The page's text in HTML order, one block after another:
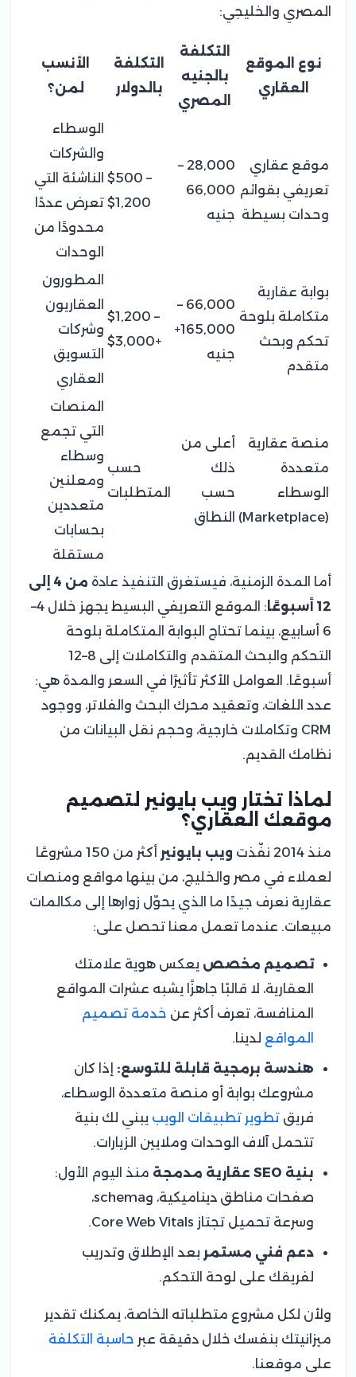
المصري والخليجي:
نوع الموقع
العقاري
التكلفة
بالجنيه
المصري
التكلفة
بالدولار
الأنسب
لمن؟
موقع عقاري
تعريفي بقوائم
وحدات بسيطة
28,000 –
66,000
جنيه
$500 –
$1,200
الوسطاء
والشركات
الناشئة التي
تعرض عددًا
محدودًا من
الوحدات
بوابة عقارية
متكاملة بلوحة
تحكم وبحث
متقدم
66,000 –
165,000+
جنيه
$1,200 –
$3,000+
المطورون
العقاريون
وشركات
التسويق
العقاري
منصة عقارية
متعددة
الوسطاء
(Marketplace)
أعلى من
ذلك
حسب
النطاق
حسب
المتطلبات
المنصات
التي تجمع
وسطاء
ومعلنين
متعددين
بحسابات
مستقلة
أما المدة الزمنية، فيستغرق التنفيذ عادة
من 4 إلى
12 أسبوعًا
: الموقع التعريفي البسيط يجهز خلال 4–
6 أسابيع، بينما تحتاج البوابة المتكاملة بلوحة
التحكم والبحث المتقدم والتكاملات إلى 8–12
أسبوعًا. العوامل الأكثر تأثيرًا في السعر والمدة هي:
عدد اللغات، وتعقيد محرك البحث والفلاتر، ووجود
CRM وتكاملات خارجية، وحجم نقل البيانات من
نظامك القديم.
لماذا تختار ويب بايونير لتصميم
موقعك العقاري؟
منذ 2014 نفّذت ويب بايونير
أكثر من 150 مشروعًا
لعملاء في مصر والخليج، من بينها مواقع ومنصات
عقارية نعرف جيدًا ما الذي يحوّل زوارها إلى مكالمات
مبيعات. عندما تعمل معنا تحصل على:
تصميم مخصص يعكس هوية علامتك
العقارية، لا قالبًا جاهزًا يشبه عشرات المواقع
المنافسة، تعرف أكثر عن خدمة تصميم
المواقع لدينا.
هندسة برمجية قابلة للتوسع: إذا كان
مشروعك بوابة أو منصة متعددة الوسطاء،
فريق تطوير تطبيقات الويب يبني لك بنية
تتحمل آلاف الوحدات وملايين الزيارات.
بنية SEO عقارية مدمجة
منذ اليوم الأول:
صفحات مناطق ديناميكية، وschema،
وسرعة تحميل تجتاز Core Web Vitals.
دعم فني مستمر بعد الإطلاق وتدريب
لفريقك على لوحة التحكم.
ولأن لكل مشروع متطلباته الخاصة، يمكنك تقدير
ميزانيتك بنفسك خلال دقيقة عبر حاسبة التكلفة
على موقعنا.